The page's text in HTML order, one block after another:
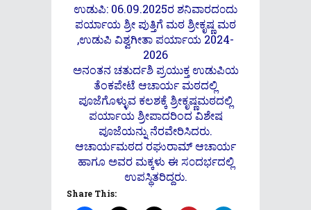
ಉಡುಪಿ: 06.09.2025ರ ಶನಿವಾರದ೦ದು
ಪರ್ಯಾಯ ಶ್ರೀ ಪುತ್ತಿಗೆ ಮಠ ಶ್ರೀಕೃಷ್ಣ ಮಠ
,ಉಡುಪಿ ವಿಶ್ವಗೀತಾ ಪರ್ಯಾಯ 2024-
2026
ಅನಂತನ ಚತುರ್ದಶಿ ಪ್ರಯುಕ್ತ ಉಡುಪಿಯ
ತೆಂಕಪೇಟೆ ಆಚಾರ್ಯ ಮಠದಲ್ಲಿ
ಪೂಜೆಗೊಳ್ಳುವ ಕಲಶಕ್ಕೆ ಶ್ರೀಕೃಷ್ಣಮಠದಲ್ಲಿ
ಪರ್ಯಾಯ ಶ್ರೀಪಾದರಿಂದ ವಿಶೇಷ
ಪೂಜೆಯನ್ನು ನೆರವೇರಿಸಿದರು.
ಆಚಾರ್ಯಮಠದ ರಘುರಾಮ್ ಆಚಾರ್ಯ
ಹಾಗೂ ಅವರ ಮಕ್ಕಳು ಈ ಸ೦ದರ್ಭದಲ್ಲಿ
ಉಪಸ್ಥಿತರಿದ್ದರು.
Share This: